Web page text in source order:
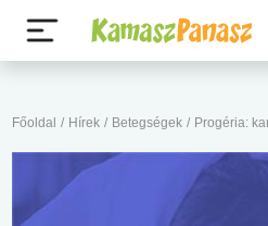
Főoldal / Hírek / Betegségek / Progéria: